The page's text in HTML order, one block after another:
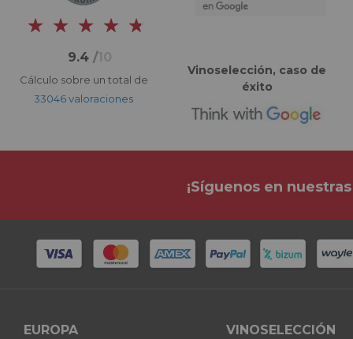
9.4 /10
Cálculo sobre un total de
33046 valoraciones
Vinoselección, caso de
éxito
¡Síguenos en
EUROPA
VINOSELECCIÓN